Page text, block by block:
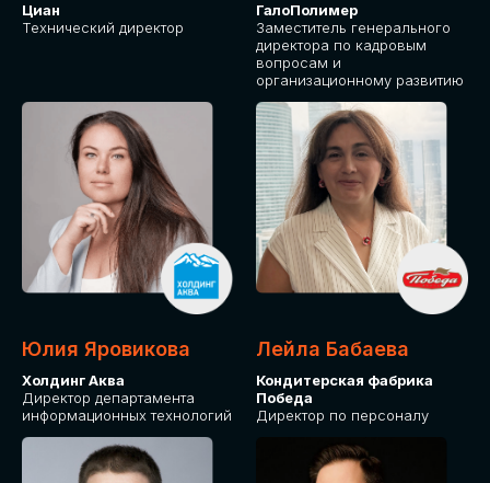
Циан
Технический директор
ГалоПолимер
Заместитель генерального
директора по кадровым
вопросам и
организационному развитию
Юлия Яровикова
Холдинг Аква
Директор департамента
информационных технологий
Лейла Бабаева
Кондитерская фабрика
Победа
Директор по персоналу